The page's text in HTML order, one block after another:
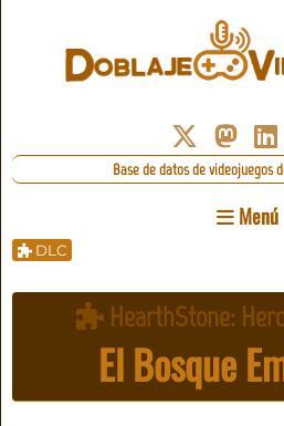
Base de datos de videojuegos
Menú
DLC
HearthStone:
El Bosque